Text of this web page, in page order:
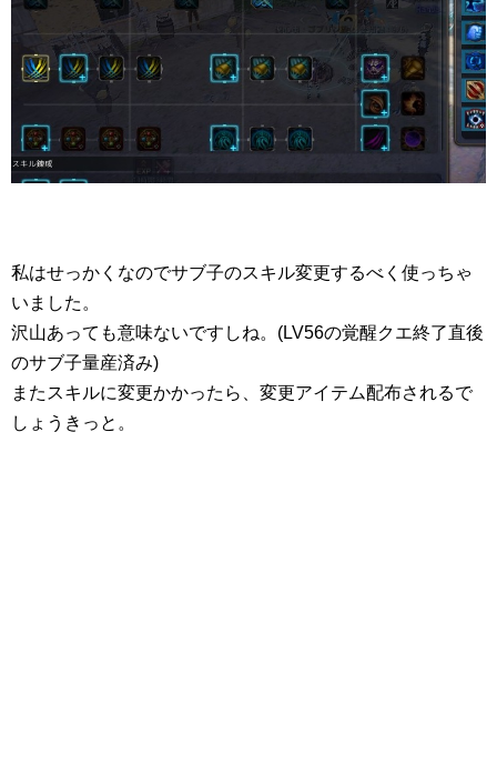
私はせっかくなのでサブ子のスキル変更するべく使っちゃ
いました。
沢山あっても意味ないですしね。(LV56の覚醒クエ終了直後
のサブ子量産済み)
またスキルに変更かかったら、変更アイテム配布されるで
しょうきっと。